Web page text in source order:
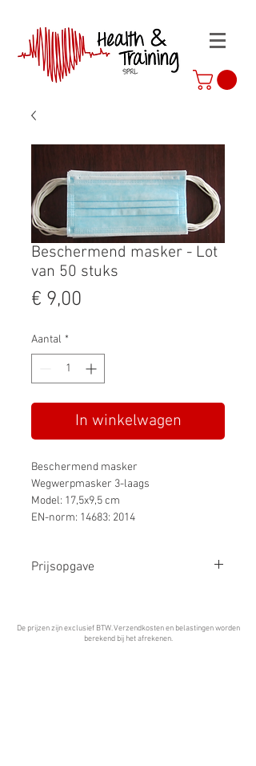
Beschermend masker - Lot
van 50 stuks
€ 9,00
Aantal *
In winkelwagen
Beschermend masker
Wegwerpmasker 3-laags
Model: 17,5x9,5 cm
EN-norm: 14683: 2014
Prijsopgave
De prijzen zijn exclusief BTW. Verzendkosten en belastingen worden
berekend bij het afrekenen.